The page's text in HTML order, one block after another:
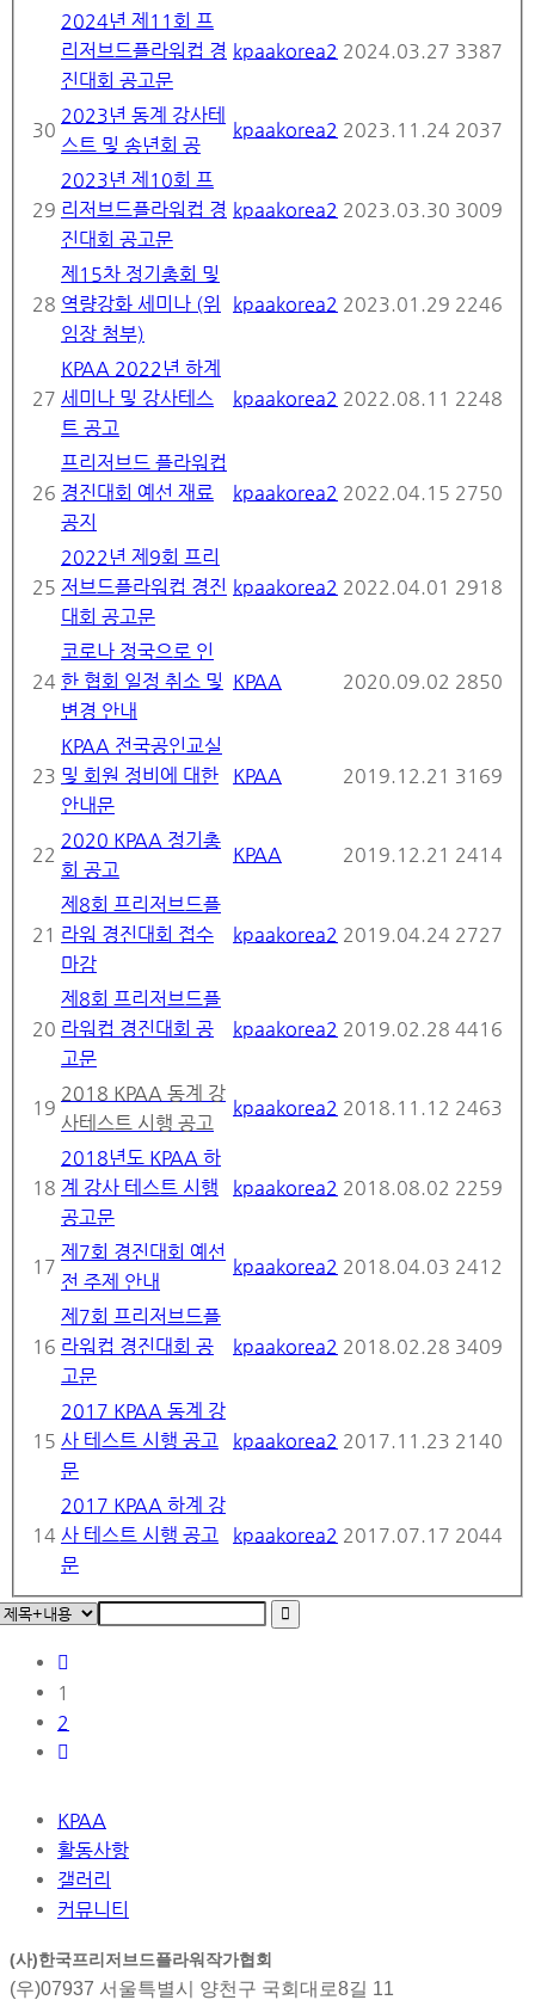
2024년 제11회 프
리저브드플라워컵 경
진대회 공고문
kpaakorea2 2024.03.27 3387
30
2023년 동계 강사테
스트 및 송년회 공
kpaakorea2 2023.11.24 2037
29
2023년 제10회 프
리저브드플라워컵 경
진대회 공고문
kpaakorea2 2023.03.30 3009
28
제15차 정기총회 및
역량강화 세미나 (위
임장 첨부)
kpaakorea2 2023.01.29 2246
27
KPAA 2022년 하계
세미나 및 강사테스
트 공고
kpaakorea2 2022.08.11 2248
26
프리저브드 플라워컵
경진대회 예선 재료
공지
kpaakorea2 2022.04.15 2750
25
2022년 제9회 프리
저브드플라워컵 경진
대회 공고문
kpaakorea2 2022.04.01 2918
24
코로나 정국으로 인
한 협회 일정 취소 및
변경 안내
KPAA 2020.09.02 2850
23
KPAA 전국공인교실
및 회원 정비에 대한
안내문
KPAA 2019.12.21 3169
22
2020 KPAA 정기총
회 공고
KPAA 2019.12.21 2414
21
제8회 프리저브드플
라워 경진대회 접수
마감
kpaakorea2 2019.04.24 2727
20
제8회 프리저브드플
라워컵 경진대회 공
고문
kpaakorea2 2019.02.28 4416
19
2018 KPAA 동계 강
사테스트 시행 공고
kpaakorea2 2018.11.12 2463
18
2018년도 KPAA 하
계 강사 테스트 시행
공고문
kpaakorea2 2018.08.02 2259
17
제7회 경진대회 예선
전 주제 안내
kpaakorea2 2018.04.03 2412
16
제7회 프리저브드플
라워컵 경진대회 공
고문
kpaakorea2 2018.02.28 3409
15
2017 KPAA 동계 강
사 테스트 시행 공고
문
kpaakorea2 2017.11.23 2140
14
2017 KPAA 하계 강
사 테스트 시행 공고
문
kpaakorea2 2017.07.17 2044
1
2
KPAA
활동사항
갤러리
커뮤니티
(사)한국프리저브드플라워작가협회
(우)07937 서울특별시 양천구 국회대로8길 11